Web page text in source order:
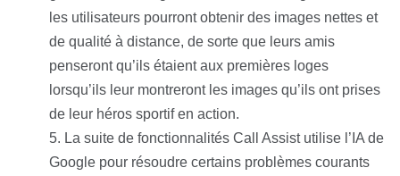
les utilisateurs pourront obtenir des images nettes et
de qualité à distance, de sorte que leurs amis
penseront qu’ils étaient aux premières loges
lorsqu’ils leur montreront les images qu’ils ont prises
de leur héros sportif en action.
La suite de fonctionnalités Call Assist utilise l’IA de
Google pour résoudre certains problèmes courants